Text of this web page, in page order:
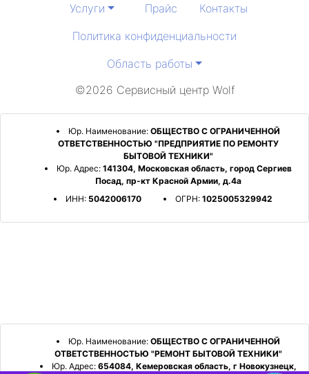
Услуги Прайс
Контакты
Политика конфиденциальности
Область работы
©2026 Сервисный центр Wolf
Юр. Наименование: ОБЩЕСТВО С ОГРАНИЧЕННОЙ
ОТВЕТСТВЕННОСТЬЮ "ПРЕДПРИЯТИЕ ПО РЕМОНТУ
БЫТОВОЙ ТЕХНИКИ"
Юр. Адрес: 141304, Московская область, город Сергиев
Посад, пр-кт Красной Армии, д.4а
ИНН:5042006170 ОГРН:1025005329942
Юр. Наименование: ОБЩЕСТВО С ОГРАНИЧЕННОЙ
ОТВЕТСТВЕННОСТЬЮ "РЕМОНТ БЫТОВОЙ ТЕХНИКИ"
Юр. Адрес: 654084, Кемеровская область, г Новокузнецк,